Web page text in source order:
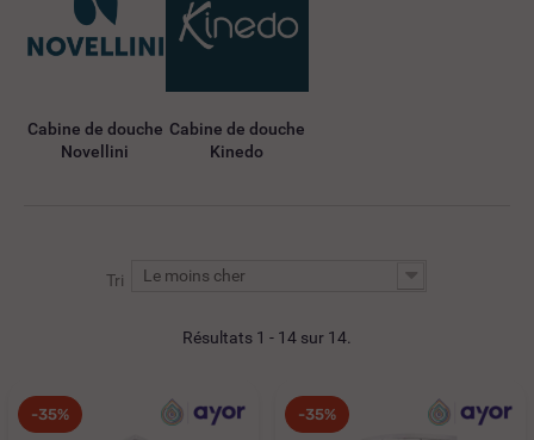
Cabine de douche
Novellini
Cabine de douche
Kinedo
Tri Le moins cher
Résultats 1 - 14 sur 14.
-35% -35%